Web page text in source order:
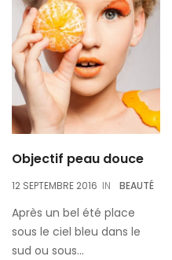
Objectif peau douce
12 SEPTEMBRE 2016 IN BEAUTÉ
Après un bel été place
sous le ciel bleu dans le
sud ou sous...